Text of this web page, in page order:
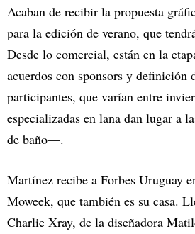
Acaban de recibir la propuesta
para la edición de verano, que
Desde lo comercial, están en la
acuerdos con sponsors y definición
participantes, que varían entre
especializadas en lana dan lugar a
de baño—.
Martínez recibe a Forbes Uruguay
Moweek, que también es su casa.
Charlie Xray, de la diseñadora